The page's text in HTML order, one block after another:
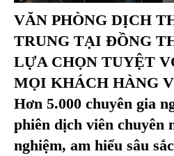
VĂN PHÒNG DỊCH
TRUNG TẠI ĐỒNG
LỰA CHỌN TUYỆT
MỌI KHÁCH HÀNG
Hơn 5.000 chuyên gia
phiên dịch viên chuyên
nghiệm, am hiểu sâu